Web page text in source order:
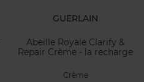
GUERLAIN
Abeille Royale Clarify &
Repair Crème - la recharge
Crème